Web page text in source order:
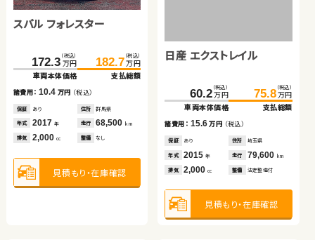
スバル フォレスター
172.3 （税込）
万円
車両本体価格
182.7 （税込）
万円
支払総額
諸費用：10.4 万円 （税込）
保証 あり 住所 群馬県
年式 2017 年 走行 68,500 km
排気 2,000 cc 整備 なし
見積もり・在庫確認
日産 エクストレイル
60.2 （税込）
万円
車両本体価格
75.8 （税込）
万円
支払総額
諸費用： 15.6万円 （税込）
保証 あり 住所 埼玉県
年式 2015年 走行 79,600 km
排気 2,000cc 整備 法定整備付
見積もり・在庫確認
99.7（税込）
万円
諸費用：4.0 万円（税込）
なし 岡山県
年式 2012年 走行
排気 2,000 整備 法定整備付
見積もり・在庫確認
車両本体価格
支払総額
諸費用： 11.8 万円 （税込）
2024 年 42,700km
2,500cc 法定整備付
見積もり・在庫確認
スズキ ジムニーシエラ
198.8万円
車両本体価格
諸費用：9.3 万円 （税込）
保証 あり 住所 福島県
排気 1,500cc 整備 法定整備付
トヨタ ノア
96.0 （税込）
万円
車両本体価格
113.0 （税込）
万円
支払総額
諸費用： 17.0万円 （税込）
保証 あり 住所 埼玉県
年式 2013年 走行 69,000 km
排気 2,000cc 整備 法定整備付
見積もり・在庫確認